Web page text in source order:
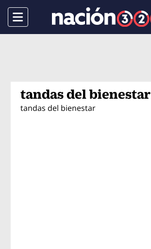
Menu
tandas del bienestar
tandas del bienestar